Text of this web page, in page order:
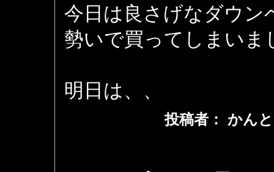
今日は良さげなダウン
勢いで買ってしまいま
明日は、、
投稿者： かん